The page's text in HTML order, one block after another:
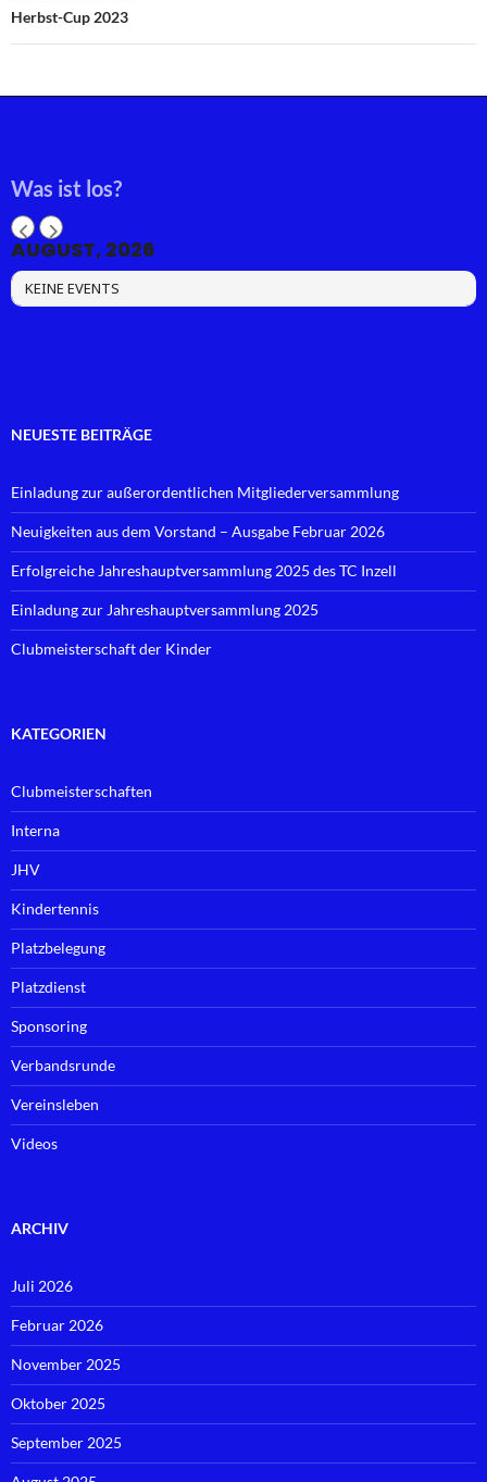
Herbst-Cup 2023
Was ist los?
AUGUST, 2026
KEINE EVENTS
NEUESTE BEITRÄGE
Einladung zur außerordentlichen Mitgliederversammlung
Neuigkeiten aus dem Vorstand – Ausgabe Februar 2026
Erfolgreiche Jahreshauptversammlung 2025 des TC Inzell
Einladung zur Jahreshauptversammlung 2025
Clubmeisterschaft der Kinder
KATEGORIEN
Clubmeisterschaften
Interna
JHV
Kindertennis
Platzbelegung
Platzdienst
Sponsoring
Verbandsrunde
Vereinsleben
Videos
ARCHIV
Juli 2026
Februar 2026
November 2025
Oktober 2025
September 2025